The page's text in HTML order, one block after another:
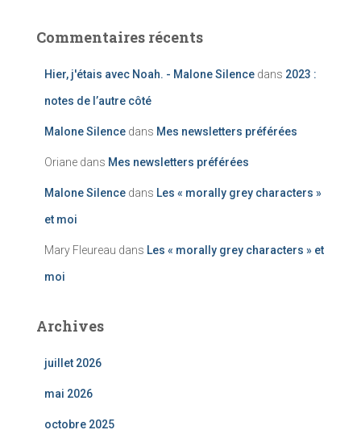
Commentaires récents
Hier, j'étais avec Noah. - Malone Silence dans 2023 :
notes de l’autre côté
Malone Silence dans Mes newsletters préférées
Oriane dans Mes newsletters préférées
Malone Silence dans Les « morally grey characters »
et moi
Mary Fleureau dans Les « morally grey characters » et
moi
Archives
juillet 2026
mai 2026
octobre 2025